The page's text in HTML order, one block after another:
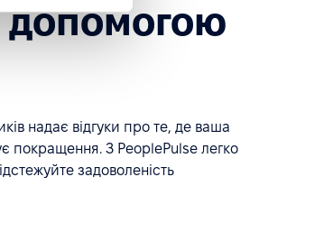
допомогою
надає відгуки про те, де ваша
покращення. З PeoplePulse легко
задоволеність